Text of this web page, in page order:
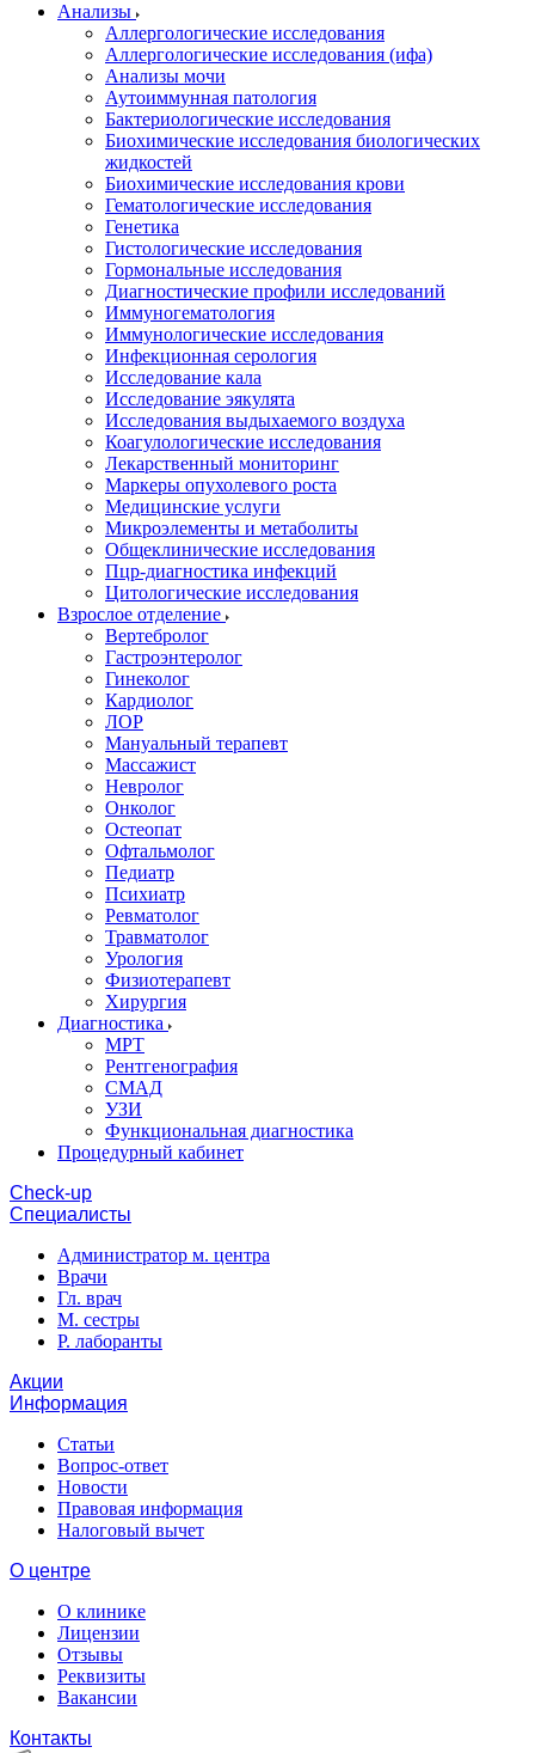
Анализы
Аллергологические исследования
Аллергологические исследования (ифа)
Анализы мочи
Аутоиммунная патология
Бактериологические исследования
Биохимические исследования биологических
жидкостей
Биохимические исследования крови
Гематологические исследования
Генетика
Гистологические исследования
Гормональные исследования
Диагностические профили исследований
Иммуногематология
Иммунологические исследования
Инфекционная серология
Исследование кала
Исследование эякулята
Исследования выдыхаемого воздуха
Коагулологические исследования
Лекарственный мониторинг
Маркеры опухолевого роста
Медицинские услуги
Микроэлементы и метаболиты
Общеклинические исследования
Пцр-диагностика инфекций
Цитологические исследования
Взрослое отделение
Вертебролог
Гастроэнтеролог
Гинеколог
Кардиолог
ЛОР
Мануальный терапевт
Массажист
Невролог
Онколог
Остеопат
Офтальмолог
Педиатр
Психиатр
Ревматолог
Травматолог
Урология
Физиотерапевт
Хирургия
Диагностика
МРТ
Рентгенография
СМАД
УЗИ
Функциональная диагностика
Процедурный кабинет
Cheсk-up
Специалисты
Администратор м. центра
Врачи
Гл. врач
М. сестры
Р. лаборанты
Акции
Информация
Статьи
Вопрос-ответ
Новости
Правовая информация
Налоговый вычет
О центре
О клинике
Лицензии
Отзывы
Реквизиты
Вакансии
Контакты